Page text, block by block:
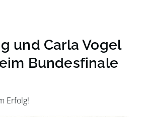
und Carla Vogel
Bundesfinale
Erfolg!